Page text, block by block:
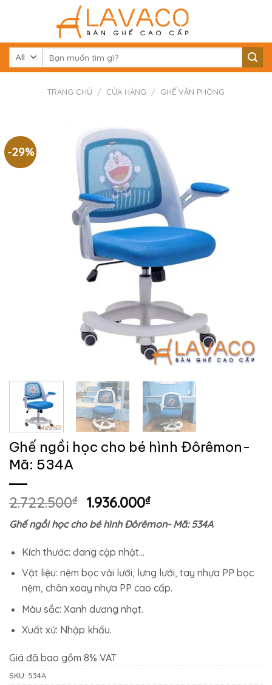
kiếm:
TRANG CHỦ / CỬA HÀNG / GHẾ VĂN PHÒNG
-29%
Ghế ngồi học cho bé hình Đôrêmon-
Mã: 534A
2.722.500₫
Giá
gốc
là:
2.722.500₫.
1.936.000₫Giá
hiện
tại
Ghế ngồi học cho bé hình Đôrêmon- Mã: 534A
Kích thước: đang cập nhật…
Vật liệu: nệm bọc vải lưới, lưng lưới, tay nhựa PP bọc
nệm, chân xoay nhựa PP cao cấp.
Màu sắc: Xanh dương nhạt.
Xuất xứ: Nhập khẩu.
Giá đã bao gồm 8% VAT
SKU: 534A